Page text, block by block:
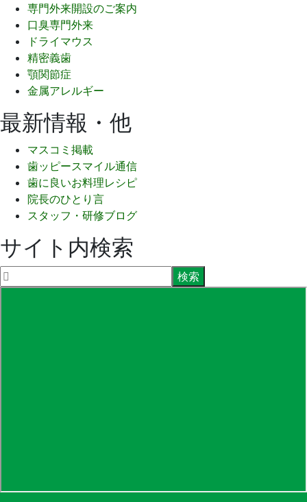
専門外来開設のご案内
口臭専門外来
ドライマウス
精密義歯
顎関節症
金属アレルギー
最新情報・他
マスコミ掲載
歯ッピースマイル通信
歯に良いお料理レシピ
院長のひとり言
スタッフ・研修ブログ
サイト内検索